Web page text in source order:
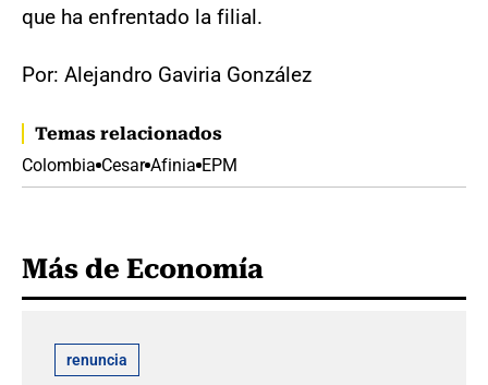
que ha enfrentado la filial.
Por: Alejandro Gaviria González
Temas relacionados
Colombia Cesar Afinia EPM
Más de Economía
renuncia